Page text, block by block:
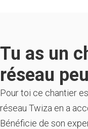
Tu as un
réseau
Pour toi ce chantier
réseau Twiza en a
Bénéficie de son